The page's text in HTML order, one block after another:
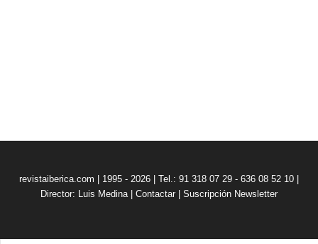
revistaiberica.com | 1995 - 2026 | Tel.: 91 318 07 29 - 636 08 52 10 |
Director: Luis Medina| Contactar Suscripción Newsletter